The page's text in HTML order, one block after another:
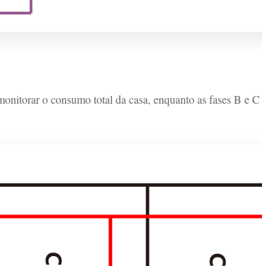
o consumo total da casa, enquanto as fases B e